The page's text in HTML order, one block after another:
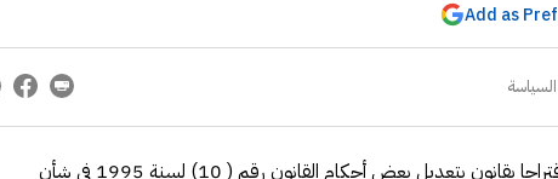
Add as
السياسة
قدم النائب مرزوق الغانم اقتراحا بقانون بتعديل بعض أحكام القانون رقم ( 10) لسنة 1995 في شأن